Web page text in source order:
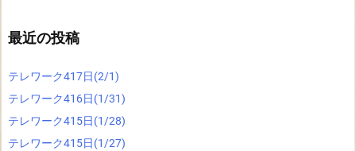
最近の投稿
テレワーク417日(2/1)
テレワーク416日(1/31)
テレワーク415日(1/28)
テレワーク415日(1/27)